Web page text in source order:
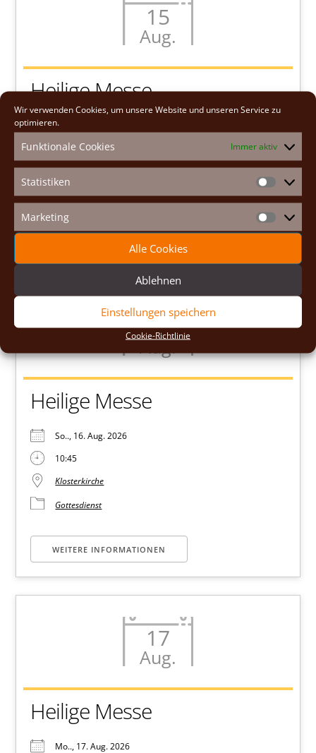
Wir verwenden Cookies, um unsere Website und unseren Service zu
optimieren.
Funktionale Cookies Immer aktiv
Statistiken
Marketing Marketing
Alle Cookies
Ablehnen
Einstellungen speichern
Cookie-Richtlinie
15
Aug.
Heilige Messe
Sa.., 15. Aug. 2026
10:00
Stadtkirche
Gottesdienst
16
Aug.
Heilige Messe
So.., 16. Aug. 2026
10:45
Klosterkirche
Gottesdienst
WEITERE INFORMATIONEN
17
Aug.
Heilige Messe
Mo.., 17. Aug. 2026